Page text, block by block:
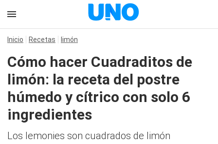
Inicio Recetas limón
Cómo hacer Cuadraditos de
limón: la receta del postre
húmedo y cítrico con solo 6
ingredientes
Los lemonies son cuadrados de limón